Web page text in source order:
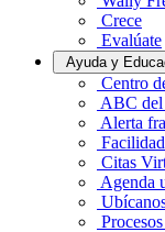
Crece
Evalúate
Ayuda y
Centro
ABC
Alerta
Citas
Agenda